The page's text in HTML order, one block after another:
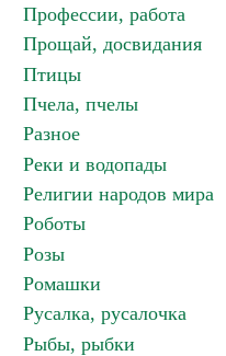
Профессии, работа
Прощай, досвидания
Птицы
Пчела, пчелы
Разное
Реки и водопады
Религии народов мира
Роботы
Розы
Ромашки
Русалка, русалочка
Рыбы, рыбки